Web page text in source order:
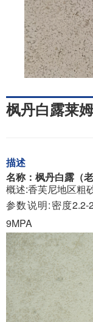
枫丹白露莱
描述
名称：枫丹白露（老
概述:香芙尼地区粗
参数说明:密度2.2-
9MPA